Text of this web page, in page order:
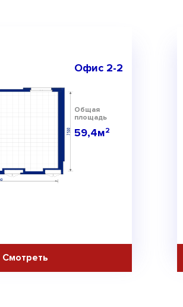
Офис 2-2
Общая
площадь
59,4м2